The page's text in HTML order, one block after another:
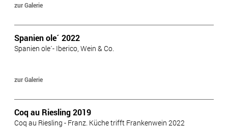
zur Galerie
Spanien ole´ 2022
Spanien ole´- Iberico, Wein & Co.
zur Galerie
Coq au Riesling 2019
Coq au Riesling - Franz. Küche trifft Frankenwein 2022